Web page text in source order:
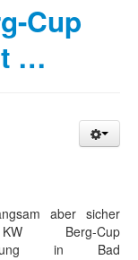
Cup
…
aber sicher
Berg-Cup
in Bad